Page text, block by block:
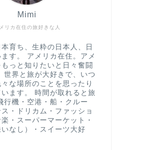
リカ在住の旅好きな人
Mimi
育ち、生粋の日本人、日
す。 アメリカ在住。アメ
っと知りたいと日々奮闘
世界と旅が大好きで、いつ
な場所のことを思ったり
ます。 時間が取れると旅
行機・空港・船・クルー
・ドリカム・ファッショ
・スーパーマーケット・
なし）・スイーツ大好